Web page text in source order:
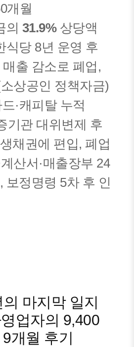
개월
의 31.9%상당액
식당 8년 운영 후
출 감소로 폐업,
상공인 정책자금)
·캐피탈 누적
기관 대위변제 후
채권에 편입, 폐업
산서·매출장부 24
보정명령 5차 후 인
마지막 일지
업자의 9,400
개월 후기